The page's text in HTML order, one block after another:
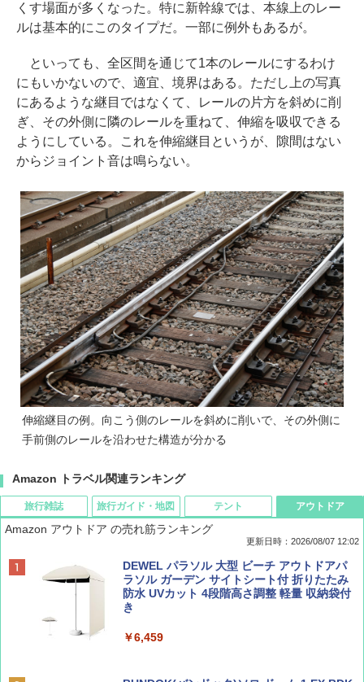
くす場面が多くなった。特に新幹線では、本線上のレー
ルは基本的にこのタイプだ。一部に例外もあるが。
といっても、全区間を通じて1本のレールにするわけ
にもいかないので、適宜、境界はある。ただし上の写真
にあるような継目ではなくて、レールの片方を斜めに削
ぎ、その外側に隣のレールを重ねて、伸縮を吸収できる
ようにしている。これを伸縮継目というが、隙間はない
からジョイント音は鳴らない。
伸縮継目の例。向こう側のレールを斜めに削いで、その外側に
手前側のレールを沿わせた構造が分かる
Amazon トラベル関連ランキング
旅行雑誌
ディズニーファン ２０２６年 ９月号 [雑
誌] (ＤＩＳＮＥＹ ＦＡＮ)
￥713
旅行ガイド・地図
D40 地球の歩き方 チェンマイ タイ北部の魅
力的な町 2026～2027 地球の歩き方D アジア
￥2,079
テント
[キャンパーズコレクション 山善] ポップアッ
プテント 傘みたいに広げて畳める パッとサ
ッとサンシェード キューブ フルクローズ メ
ッシュ 簡単設置 ワンタッチテント キャンプ
アウトドア
Amazon アウトドア の売れ筋ランキング
更新日時：2026/08/07 12:02
DEWEL パラソル 大型 ビーチ アウトドアパ
ラソル ガーデン サイトシート付 折りたたみ
防水 UVカット 4段階高さ調整 軽量 収納袋付
き
￥6,459